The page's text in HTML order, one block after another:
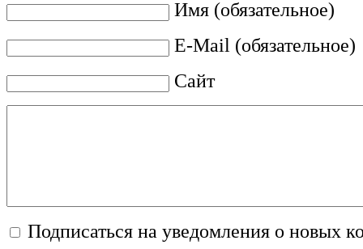
Имя (обязательное)
E-Mail (обязательное)
Сайт
Подписаться на уведомления о новых